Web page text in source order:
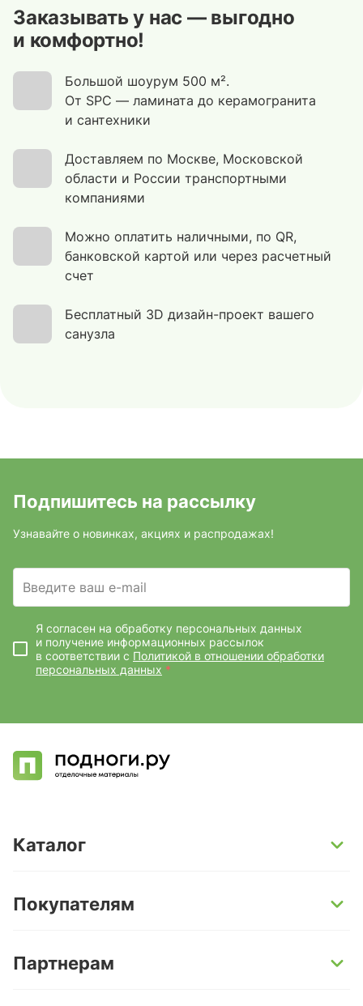
Заказывать у нас — выгодно
и комфортно!
Большой шоурум 500 м².
От SPC — ламината до керамогранита
и сантехники
Доставляем по Москве, Московской
области и России транспортными
компаниями
Можно оплатить наличными, по QR,
банковской картой или через расчетный
счет
Бесплатный 3D дизайн-проект вашего
санузла
Подпишитесь на рассылку
Узнавайте о новинках, акциях и распродажах!
Введите ваш e-mail
Я согласен на обработку персональных данных
и получение информационных рассылок
в соответствии с Политикой в отношении обработки
персональных данных *
Каталог
Кварц-винил и LVT-плитка
Ламинат
Покупателям
Условия доставки
Партнерам